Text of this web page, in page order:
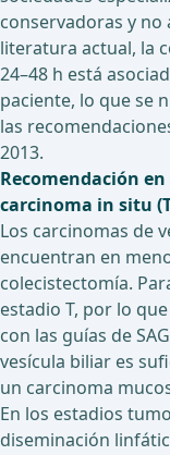
conservadoras y no
literatura actual, la
24–48 h está
paciente, lo que se
las
2013.
Recomendación
carcinoma in situ
Los carcinomas de
encuentran en
colecistectomía.
estadio T, por lo
con las guías de
vesícula biliar es
un carcinoma
En los estadios
diseminación